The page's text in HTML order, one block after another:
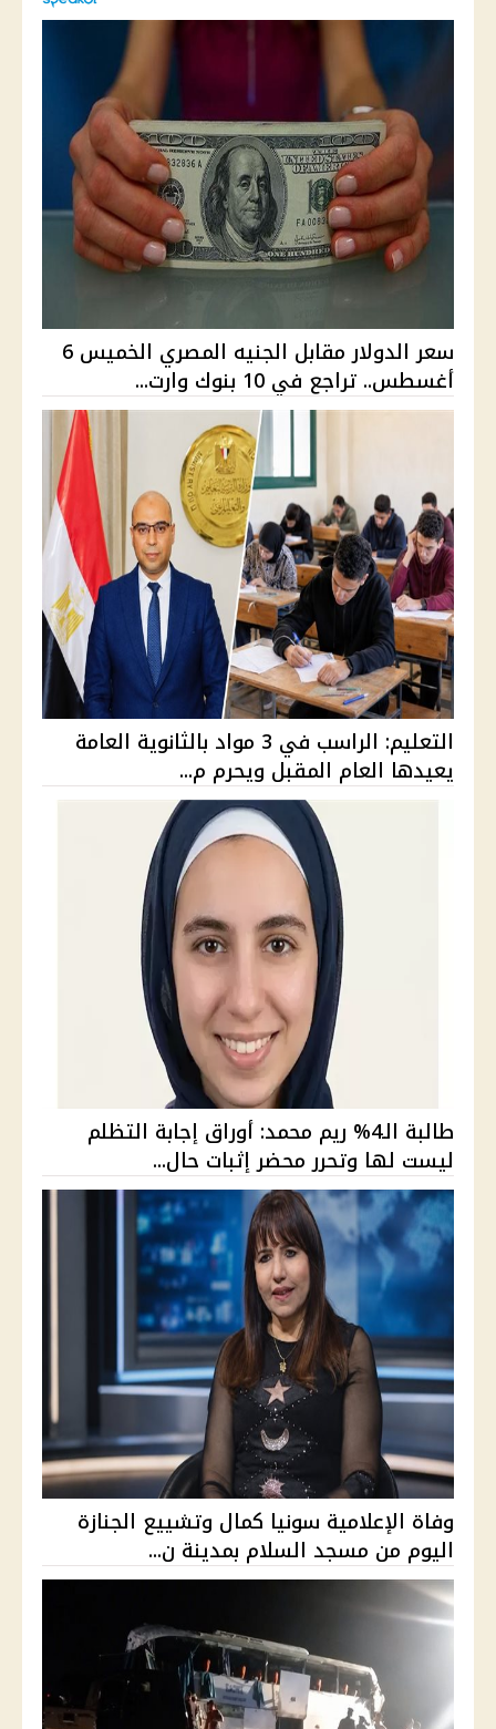
سعر الدولار مقابل الجنيه المصري الخميس 6
أغسطس.. تراجع في 10 بنوك وارت...
التعليم: الراسب في 3 مواد بالثانوية العامة
يعيدها العام المقبل ويحرم م...
طالبة الـ4% ريم محمد: أوراق إجابة التظلم
ليست لها وتحرر محضر إثبات حال...
وفاة الإعلامية سونيا كمال وتشييع الجنازة
اليوم من مسجد السلام بمدينة ن...